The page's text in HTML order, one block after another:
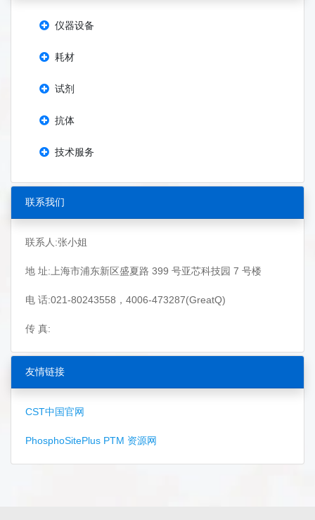
仪器设备
耗材
试剂
抗体
技术服务
联系我们
联系人:张小姐
地 址:上海市浦东新区盛夏路 399 号亚芯科技园 7 号楼
电 话:021-80243558，4006-473287(GreatQ)
传 真:
友情链接
CST中国官网
PhosphoSitePlus PTM 资源网